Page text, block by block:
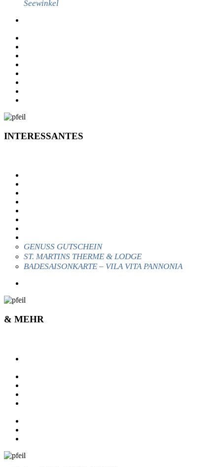
Seewinkel
INTERESSANTES
GENUSS GUTSCHEIN
ST. MARTINS THERME & LODGE
BADESAISONKARTE – VILA VITA PANNONIA
& MEHR